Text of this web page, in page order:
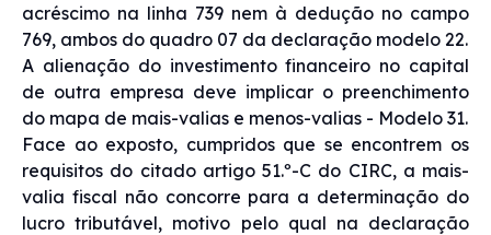
acréscimo na linha 739 nem à dedução no campo
769, ambos do quadro 07 da declaração modelo 22.
A alienação do investimento financeiro no capital
de outra empresa deve implicar o preenchimento
do mapa de mais-valias e menos-valias - Modelo 31.
Face ao exposto, cumpridos que se encontrem os
requisitos do citado artigo 51.º-C do CIRC, a mais-
valia fiscal não concorre para a determinação do
lucro tributável, motivo pelo qual na declaração